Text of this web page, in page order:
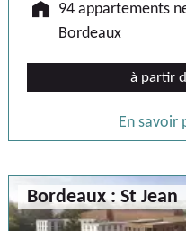
🏠
94 appartements
Bordeaux
à partir
En savoir
Bordeaux : St Jean